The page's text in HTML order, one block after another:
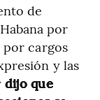
de
por
cargos
y las
dijo que